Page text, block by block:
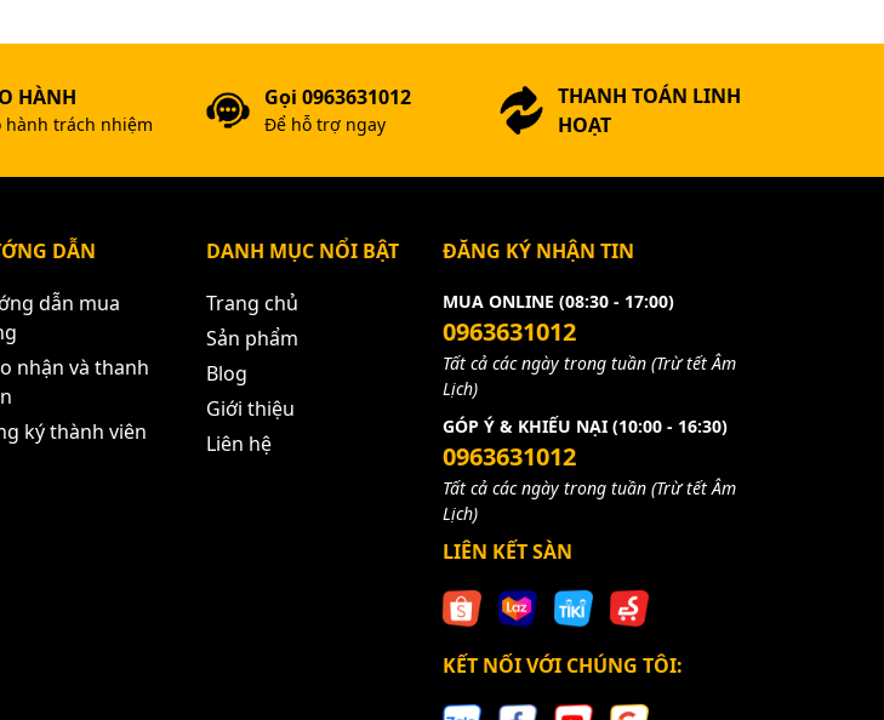
E cho VGA
HÀNH
hành trách nhiệm
Gọi 0963631012
Để hỗ trợ ngay
THANH TOÁN LINH
HOẠT
DẪN
dẫn mua
nhận và thanh
ký thành viên
DANH MỤC NỔI BẬT
Trang chủ
Sản phẩm
Blog
Giới thiệu
Liên hệ
ĐĂNG KÝ NHẬN TIN
MUA ONLINE (08:30 - 17:00)
0963631012
Tất cả các ngày trong tuần (Trừ tết Âm
Lịch)
GÓP Ý & KHIẾU NẠI (10:00 - 16:30)
0963631012
Tất cả các ngày trong tuần (Trừ tết Âm
Lịch)
LIÊN KẾT SÀN
KẾT NỐI VỚI CHÚNG TÔI: